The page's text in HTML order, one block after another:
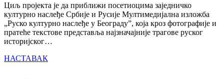
Циљ пројекта је да приближи посетиоцима заједничко
културно наслеђе Србије и Русије Мултимедијална изложба
„Руско културно наслеђе у Београду”, која кроз фотографије и
пратеће текстове представља најзначајније трагове руског
историјског…
НАСТАВАК